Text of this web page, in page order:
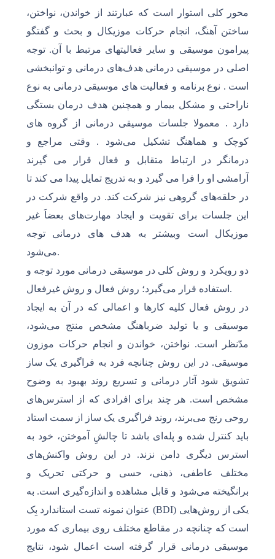
محور کلی استوار است که عبارتند از خواندن، نواختن،
ساختن آهنگ، انجام حرکات موزیکال و بحث و گفتگو
پیرامون موسیقی و سایر فعالیتهای مرتبط با آن. توجه
اصلی در موسیقی درمانی هدف‌های درمانی و توانبخشی
است . نوع برنامه و فعالیت های موسیقی درمانی به نوع
ناراحتی و مشکل بیمار و همچنین هدف درمان بستگی
دارد . معمولا جلسات موسیقی درمانی از گروه های
کوچک و هماهنگ تشکیل می‌شود . وقتی مراجع و
درمانگر در ارتباط متقابل و فعال قرار می گیرند
آرامشی او را فرا می گیرد و به تدریج تمایل پیدا می کند تا
در حلقه‌های گروهی نیز شرکت کند. در واقع شرکت در
این جلسات برای تقویت و ایجاد مهارت‌های بعضاَ غیر
موزیکال است وبیشتر به هدف های درمانی توجه
می‌شود.
دو رویکرد و روش کلی در موسیقی درمانی مورد توجه و
استفاده قرار می‌گیرد؛ روش فعال و روش غیرفعال.
در روش فعال کلیه کارها و اعمالی که در آن به ایجاد
موسیقی و یا تولید ضرباهنگ مشخص منتج می‌شود،
مدّنظر است. نواختن، خواندن و انجام حرکات موزون
موسیقی. در این روش چنانچه فرد به فراگیری یک ساز
تشویق شود آثار درمانی و تسریع روند بهبود به وضوح
مشخص است. هر چند برای افرادی که از استرس‌های
روحی رنج می‌برند، روند فراگیری یک ساز از سمت استاد
باید کنترل شده و پله‌ای باشد تا چالشِ آموختن، خود به
استرس دیگری دامن نزند. در این روش واکنش‌های
مختلف عاطفی، ذهنی‌، حسی و حرکتی تحریک و
برانگیخته می‌شود و قابل مشاهده و اندازه‌گیری است. به
عنوان نمونه تست استاندارد بِک (BDI) یکی از روش‌هایی
است که چنانچه در مقاطع مختلف روی بیماری که مورد
موسیقی درمانی قرار گرفته است اعمال شود، نتایج